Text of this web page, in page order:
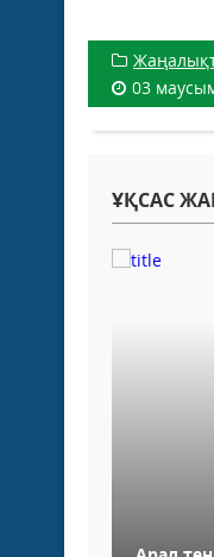
03
ҰҚСАС